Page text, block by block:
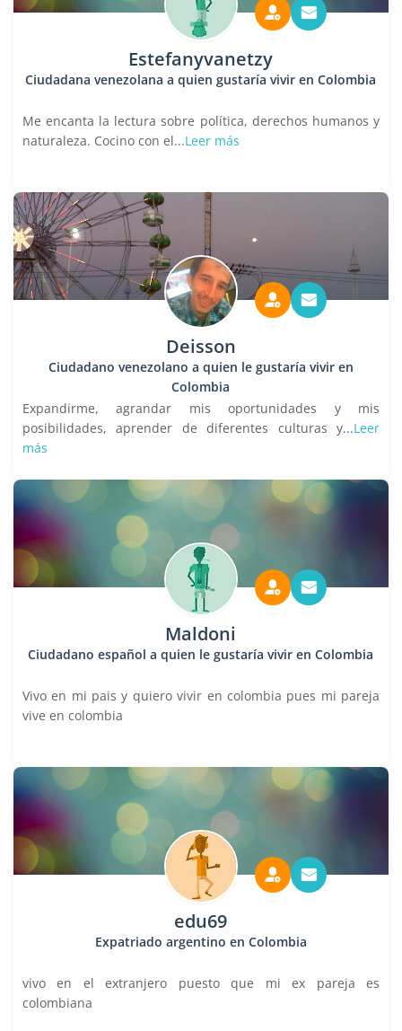
Estefanyvanetzy
Ciudadana venezolana a quien gustaría vivir en Colombia
Me encanta la lectura sobre política, derechos humanos y
naturaleza. Cocino con el...Leer más
Deisson
Ciudadano venezolano a quien le gustaría vivir en
Colombia
Expandirme, agrandar mis oportunidades y mis
posibilidades, aprender de diferentes culturas y...Leer
más
Maldoni
Ciudadano español a quien le gustaría vivir en Colombia
Vivo en mi pais y quiero vivir en colombia pues mi pareja
vive en colombia
edu69
Expatriado argentino en Colombia
vivo en el extranjero puesto que mi ex pareja es
colombiana